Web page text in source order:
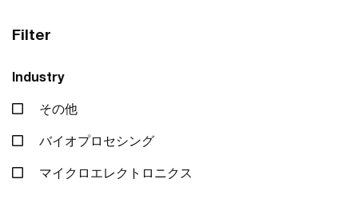
Filter
Industry
その他
バイオプロセシング
マイクロエレクトロニクス